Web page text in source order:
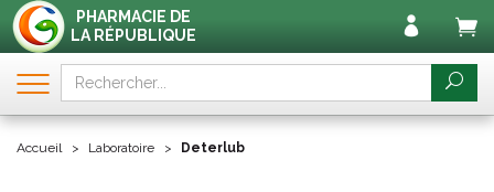
PHARMACIE DE
LA RÉPUBLIQUE
Accueil Laboratoire Deterlub